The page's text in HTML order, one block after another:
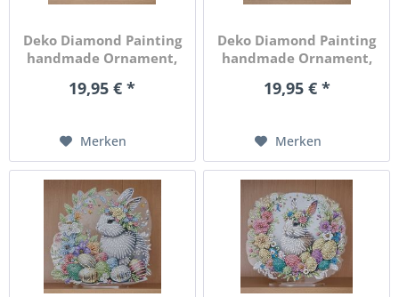
Deko Diamond Painting
handmade Ornament,
19,95 € *
Merken
Deko Diamond Painting
handmade Ornament,
19,95 € *
Merken